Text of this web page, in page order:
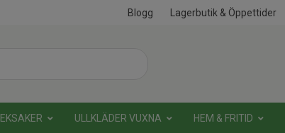
Blogg Lagerbutik & Öppettider
LEKSAKER ULLKLÄDER VUXNA HEM & FRITID